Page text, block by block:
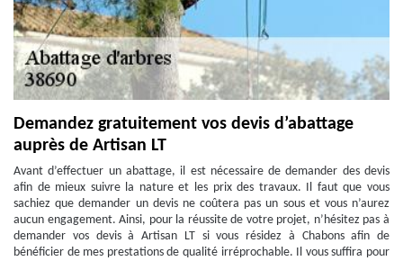
Demandez gratuitement vos devis d’abattage
auprès de Artisan LT
Avant d’effectuer un abattage, il est nécessaire de demander des devis
afin de mieux suivre la nature et les prix des travaux. Il faut que vous
sachiez que demander un devis ne coûtera pas un sous et vous n’aurez
aucun engagement. Ainsi, pour la réussite de votre projet, n’hésitez pas à
demander vos devis à Artisan LT si vous résidez à Chabons afin de
bénéficier de mes prestations de qualité irréprochable. Il vous suffira pour